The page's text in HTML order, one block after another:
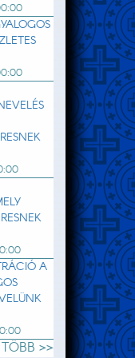
A
TÖBB >>